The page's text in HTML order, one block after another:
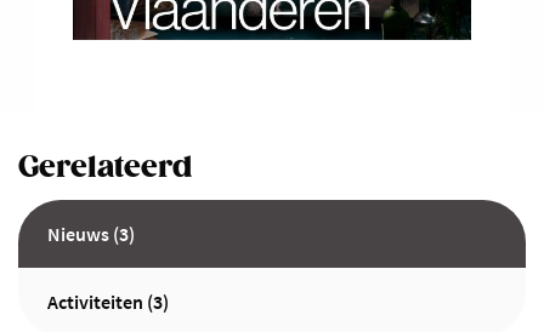
Gerelateerd
Nieuws (3)
Activiteiten (3)